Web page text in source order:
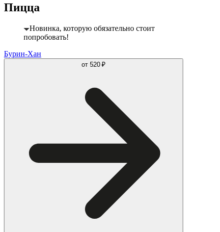
Пицца
Новинка, которую обязательно стоит
попробовать!
Бурин-Хан
от 520 ₽